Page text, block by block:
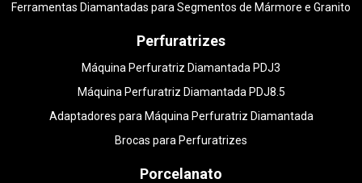
Ferramentas Diamantadas para Segmentos de Mármore e Granito
Perfuratrizes
Máquina Perfuratriz Diamantada PDJ3
Máquina Perfuratriz Diamantada PDJ8.5
Adaptadores para Máquina Perfuratriz Diamantada
Brocas para Perfuratrizes
Porcelanato